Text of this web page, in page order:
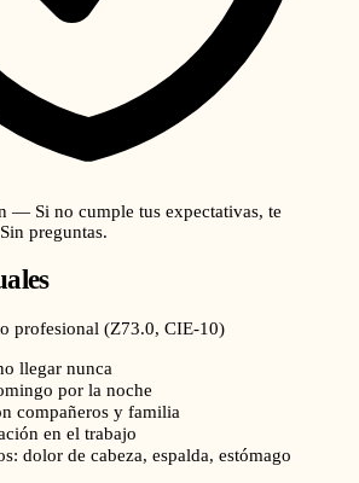
— Si no cumple tus expectativas, te
preguntas.
profesional (Z73.0, CIE-10)
llegar nunca
por la noche
compañeros y familia
en el trabajo
dolor de cabeza, espalda, estómago